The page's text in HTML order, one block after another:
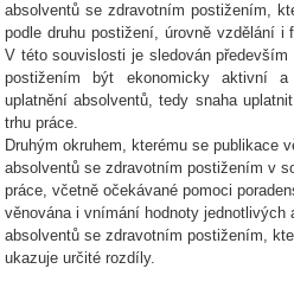
absolventů se zdravotním postižením,
podle druhu postižení, úrovně vzdělání i
V této souvislosti je sledován
postižením být ekonomicky aktivní a
uplatnění absolventů, tedy snaha
trhu práce.
Druhým okruhem, kterému se publikace
absolventů se zdravotním postižením v
práce, včetně očekávané pomoci
věnována i vnímání hodnoty jednotlivých
absolventů se zdravotním postižením,
ukazuje určité rozdíly.